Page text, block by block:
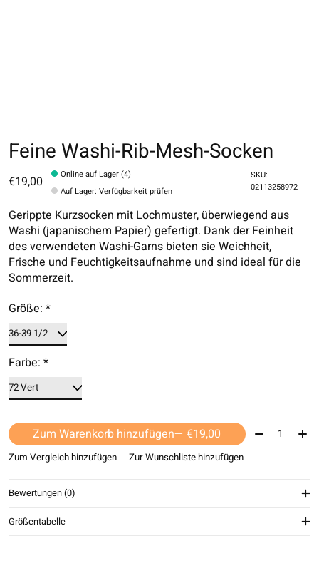
Feine Washi-Rib-Mesh-Socken
€19,00
Online auf Lager (4)
Auf Lager:Verfügbarkeit prüfen
SKU:
02113258972
Gerippte Kurzsocken mit Lochmuster, überwiegend aus
Washi (japanischem Papier) gefertigt. Dank der Feinheit
des verwendeten Washi-Garns bieten sie Weichheit,
Frische und Feuchtigkeitsaufnahme und sind ideal für die
Sommerzeit.
Größe: *
Farbe: *
Zum Warenkorb hinzufügen — €19,00 Menge:
Zum Vergleich hinzufügen Zur Wunschliste hinzufügen
Bewertungen (0)
Größentabelle